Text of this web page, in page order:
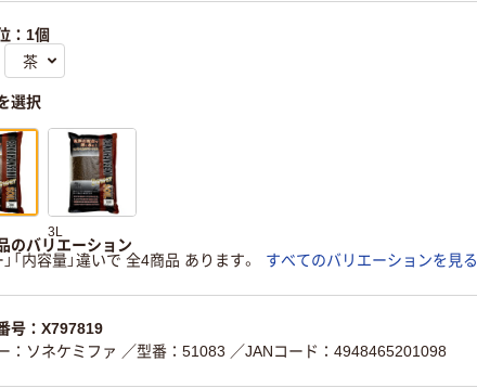
：1個
選択
3L
のバリエーション
」「内容量」違いで 全4商品 あります。
すべてのバリエーションを見る
号：X797819
：ソネケミファ ／型番：51083 ／JANコード：4948465201098